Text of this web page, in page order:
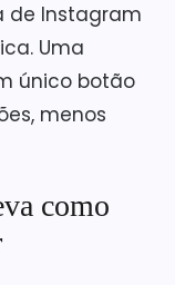
de Instagram
Uma
único botão
menos
como